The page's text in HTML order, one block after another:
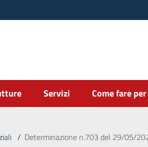
Servizi Come fare per
/ Determinazione n.703 del 29/05/